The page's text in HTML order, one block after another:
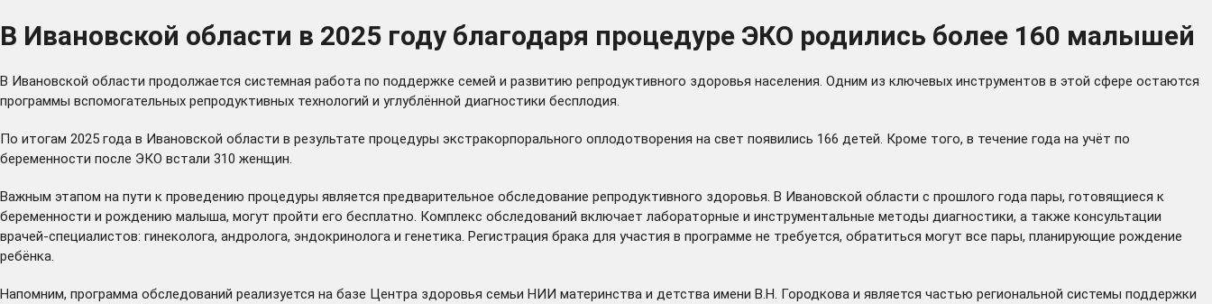
В Ивановской области в 2025 году благодаря процедуре ЭКО родились более 160 малышей
В Ивановской области продолжается системная работа по поддержке семей и развитию репродуктивного здоровья населения. Одним из ключевых инструментов в этой сфере остаются
программы вспомогательных репродуктивных технологий и углублённой диагностики бесплодия.
По итогам 2025 года в Ивановской области в результате процедуры экстракорпорального оплодотворения на свет появились 166 детей. Кроме того, в течение года на учёт по
беременности после ЭКО встали 310 женщин.
Важным этапом на пути к проведению процедуры является предварительное обследование репродуктивного здоровья. В Ивановской области с прошлого года пары, готовящиеся к
беременности и рождению малыша, могут пройти его бесплатно. Комплекс обследований включает лабораторные и инструментальные методы диагностики, а также консультации
врачей-специалистов: гинеколога, андролога, эндокринолога и генетика. Регистрация брака для участия в программе не требуется, обратиться могут все пары, планирующие рождение
ребёнка.
Напомним, программа обследований реализуется на базе Центра здоровья семьи НИИ материнства и детства имени В.Н. Городкова и является частью региональной системы поддержки